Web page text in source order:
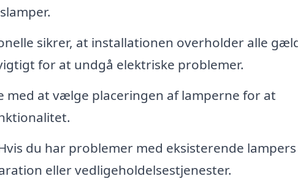
sikrer, at installationen overholder alle
for at undgå elektriske problemer.
med at vælge placeringen af lamperne for at
du har problemer med eksisterende lampers
eller vedligeholdelsestjenester.